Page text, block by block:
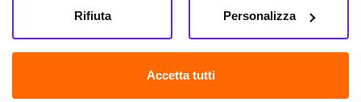
Accetta tutti
Personalizza
Rifiuta
Farma.it S.a.s. P. IVA 07417261216 REA: NA-884088
CREDITS
Sede legale Via delle Repubbliche Marinare 128, 80147 Napoli